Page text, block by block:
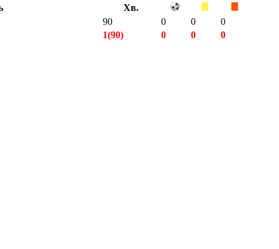
Хв.
90 0 0
0
1(90) 0 0
0